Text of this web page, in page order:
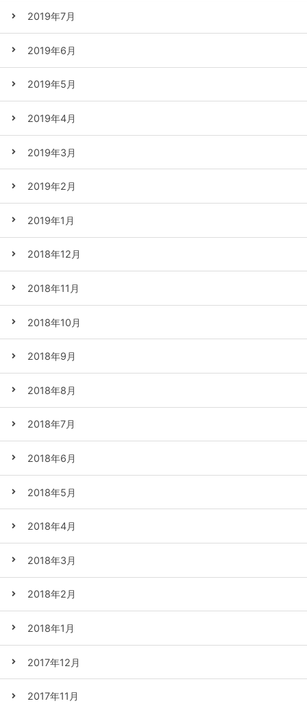
2019年7月
2019年6月
2019年5月
2019年4月
2019年3月
2019年2月
2019年1月
2018年12月
2018年11月
2018年10月
2018年9月
2018年8月
2018年7月
2018年6月
2018年5月
2018年4月
2018年3月
2018年2月
2018年1月
2017年12月
2017年11月